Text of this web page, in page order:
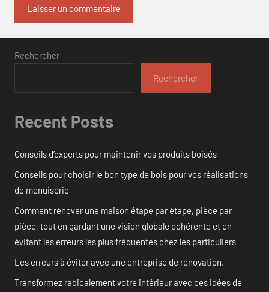
Rechercher
Rechercher
Recent Posts
Conseils d’experts pour maintenir vos produits boisés
Conseils pour choisir le bon type de bois pour vos réalisations
de menuiserie
Comment rénover une maison étape par étape, pièce par
pièce, tout en gardant une vision globale cohérente et en
évitant les erreurs les plus fréquentes chez les particuliers
Les erreurs à éviter avec une entreprise de rénovation.
Transformez radicalement votre intérieur avec ces idées de